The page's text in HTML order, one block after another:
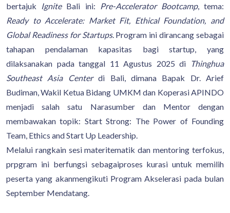
bertajuk IgniteBali ini: Pre-Accelerator Bootcamp, tema:
Ready to Accelerate: Market Fit, Ethical Foundation, and
Global Readiness for Startups. Program ini dirancang sebagai
tahapan pendalaman kapasitas bagi startup, yang
dilaksanakan pada tanggal 11 Agustus 2025 di
Thinghua
Southeast Asia Centerdi Bali, dimana Bapak Dr. Arief
Budiman, Wakil Ketua Bidang UMKM dan Koperasi APINDO
menjadi salah satu Narasumber dan Mentor dengan
membawakan topik: Start Strong: The Power of Founding
Team, Ethics and Start Up Leadership.
Melalui rangkain sesi materitematik dan mentoring terfokus,
prpgram ini berfungsi sebagaiproses kurasi untuk memilih
peserta yang akanmengikuti Program Akselerasi pada bulan
September Mendatang.